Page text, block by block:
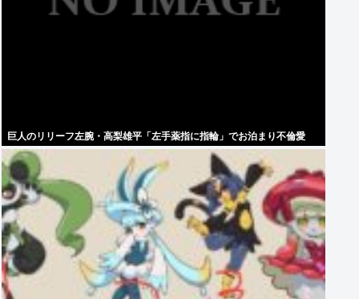
巨人のリリーフ左腕・高梨雄平「左手薬指に指輪」でお泊まり不倫愛